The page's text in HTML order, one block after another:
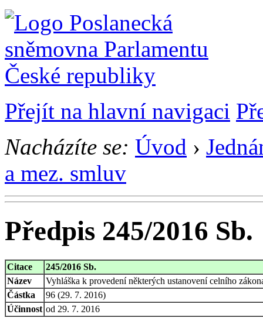
Přejít na hlavní navigaci
Nacházíte se: Úvod ›
a mez. smluv
Předpis 245/2016 Sb.
Citace
245/2016 Sb.
Název
Vyhláška k provedení některých ustanovení celního
Částka
96 (29. 7. 2016)
Účinnost od 29. 7. 2016